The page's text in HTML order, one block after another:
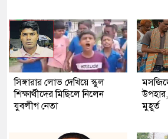
সিঙ্গারার লোভ দেখিয়ে স্কুল
শিক্ষার্থীদের মিছিলে নিলেন
যুবলীগ নেতা
মুহূর্ত